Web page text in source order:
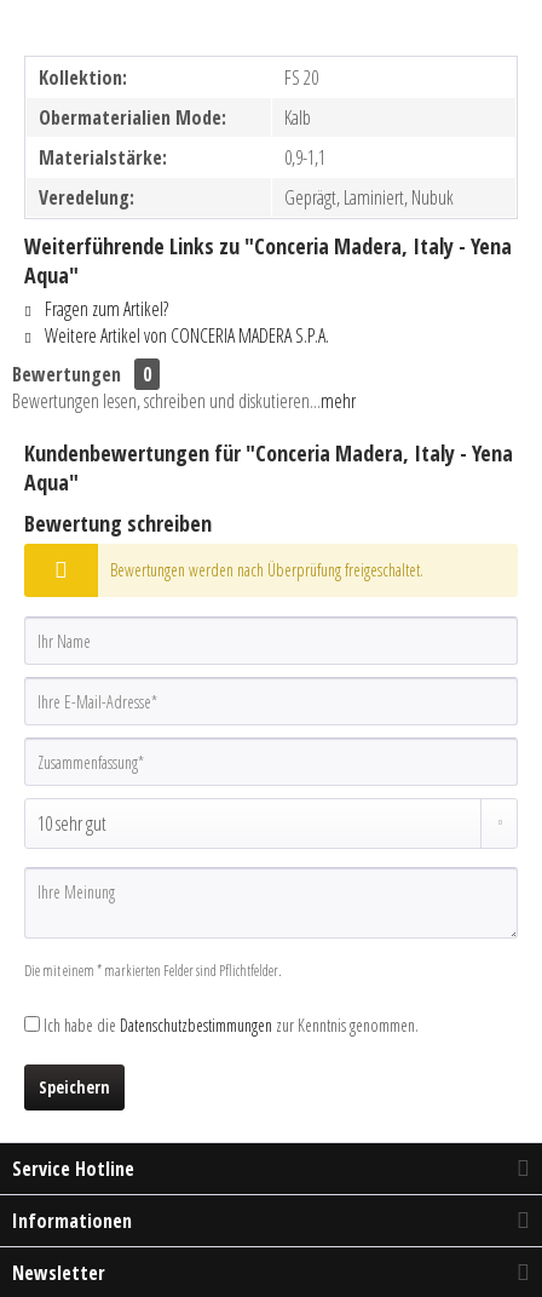
Kollektion:
FS 20
Obermaterialien Mode:
Kalb
Materialstärke:
0,9-1,1
Veredelung:
Geprägt, Laminiert, Nubuk
Weiterführende Links zu "Conceria Madera, Italy - Yena
Aqua"
Fragen zum Artikel?
Weitere Artikel von CONCERIA MADERA S.P.A.
Bewertungen
0
Bewertungen lesen, schreiben und diskutieren...mehr
Kundenbewertungen für "Conceria Madera, Italy - Yena
Aqua"
Bewertung schreiben
Bewertungen werden nach Überprüfung freigeschaltet.
Die mit einem * markierten Felder sind Pflichtfelder.
Ich habe die Datenschutzbestimmungen zur Kenntnis genommen.
Speichern
Service Hotline
Informationen
Newsletter